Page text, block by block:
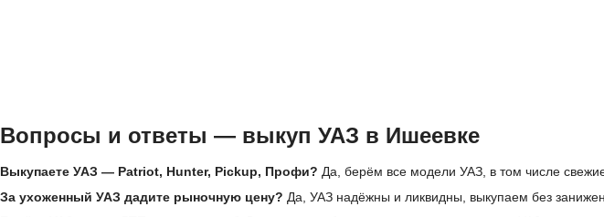
Вопросы и ответы — выкуп УАЗ в Ишеевке
Выкупаете УАЗ — Patriot, Hunter, Pickup, Профи? Да, берём все модели УАЗ, в том числе
За ухоженный УАЗ дадите рыночную цену? Да, УАЗ надёжны и ликвидны, выкупаем без